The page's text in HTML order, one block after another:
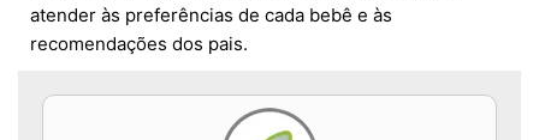
atender às preferências de cada bebê e às
recomendações dos pais.